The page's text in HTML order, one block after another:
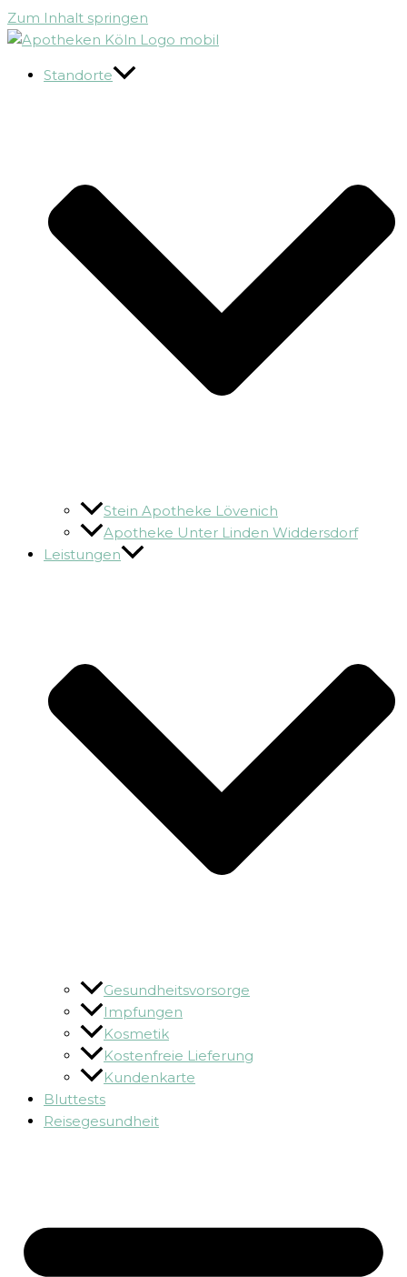
Zum Inhalt springen
Standorte
Stein Apotheke Lövenich
Apotheke Unter Linden Widdersdorf
Leistungen
Gesundheitsvorsorge
Impfungen
Kosmetik
Kostenfreie Lieferung
Kundenkarte
Bluttests
Reisegesundheit